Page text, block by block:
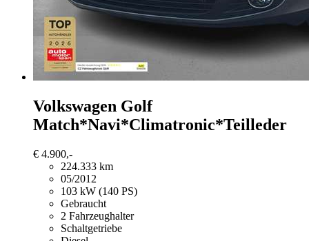
Volkswagen Golf
Match*Navi*Climatronic*Teilleder
€ 4.900,-
224.333 km
05/2012
103 kW (140 PS)
Gebraucht
2 Fahrzeughalter
Schaltgetriebe